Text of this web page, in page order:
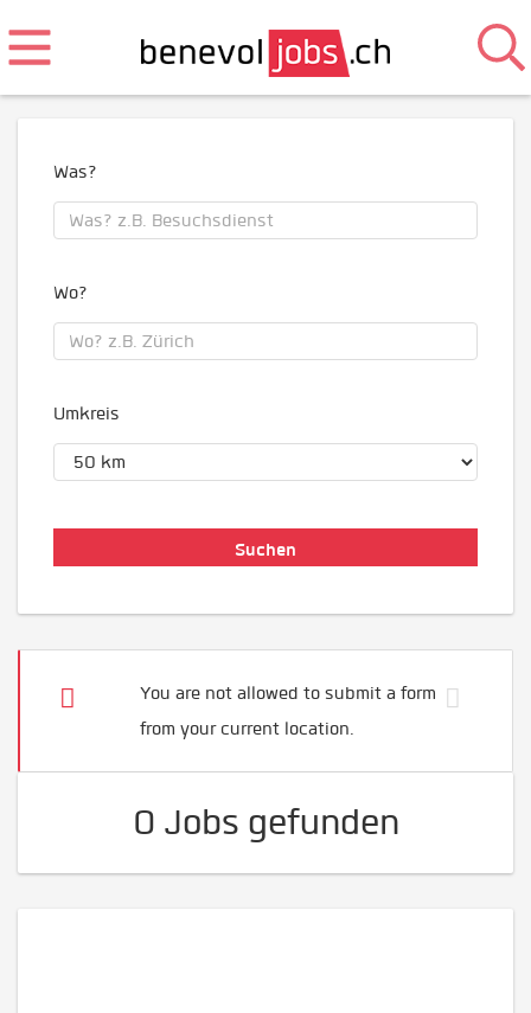
Was?
Wo?
Umkreis
You are not allowed to submit a form
from your current location.
0 Jobs gefunden